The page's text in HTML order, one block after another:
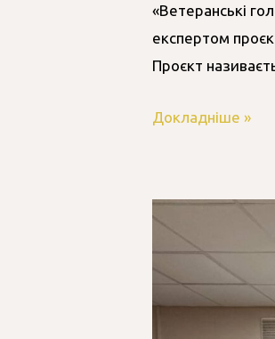
«Ветеранські
експертом
Проєкт
Докладніше »